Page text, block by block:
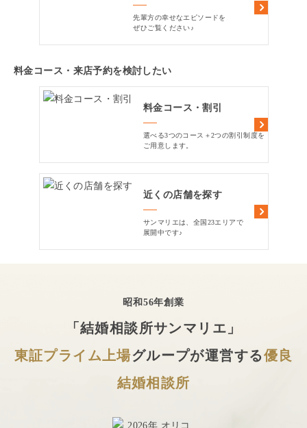
先輩方の幸せなエピソードを
ぜひご覧ください♪
料金コース・来店予約を検討したい
料金コース・割引
選べる3つのコース＋2つの割引制度を
ご用意します。
近くの店舗を探す
サンマリエは、全国23エリアで
展開中です♪
昭和56年創業
「結婚相談所サンマリエ」
東証プライム上場グループが運営する優良
結婚相談所